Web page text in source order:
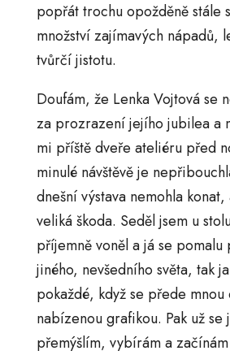
popřát trochu opožděně stále
množství zajímavých nápadů,
tvůrčí jistotu.
Doufám, že Lenka Vojtová se
za prozrazení jejího jubilea a
mi příště dveře ateliéru před
minulé návštěvě je
dnešní výstava nemohla
veliká škoda. Seděl jsem u
příjemně voněl a já se
jiného, nevšedního světa, tak
pokaždé, když se přede mnou
nabízenou grafikou. Pak už se
přemýšlím, vybírám a